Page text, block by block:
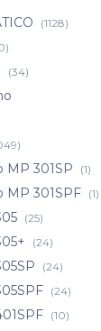
(1128)
(34)
MP 301SP (1)
MP 301SPF (1)
(25)
(24)
(24)
(24)
(10)